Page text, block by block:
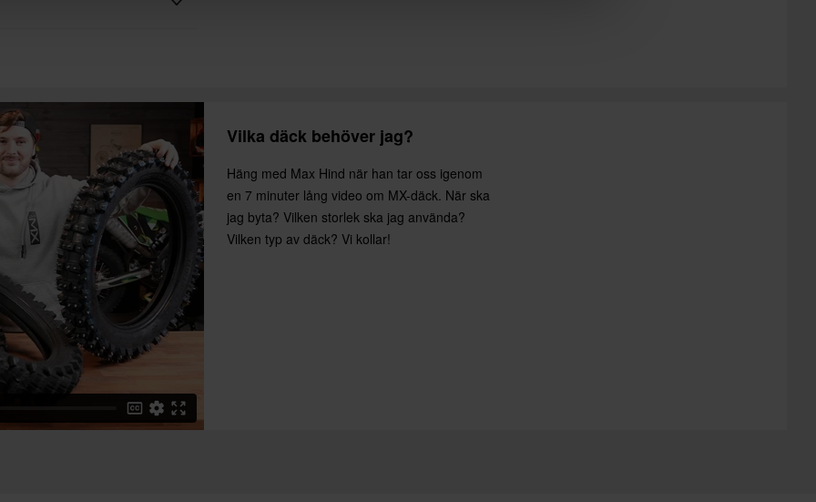
bästa för att du ska få dina
hitta ett bättre pris hos en
dagar efter ditt köp.
baserad på beställningens
*Fri frakt gäller ej för stora
tillkommer. *Rätten att
tillverkade på beställning. Se
depå och transportfordon
Vilka däck behöver jag?
Häng med Max Hind när han tar oss igenom
en 7 minuter lång video om MX-däck. När ska
jag byta? Vilken storlek ska jag använda?
Vilken typ av däck? Vi kollar!